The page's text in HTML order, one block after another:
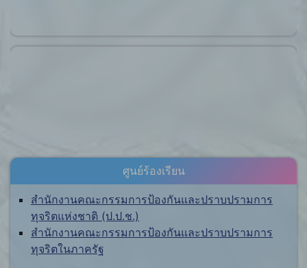
ศูนย์ร้องเรียน
สำนักงานคณะกรรมการป้องกันและปราบปรามการ
ทุจริตแห่งชาติ (ป.ป.ช.)
สำนักงานคณะกรรมการป้องกันและปราบปรามการ
ทุจริตในภาครัฐ